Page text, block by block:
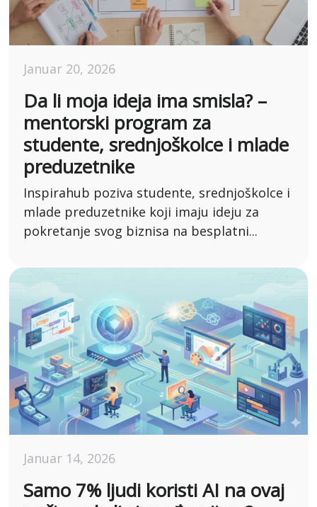
Januar 20, 2026
Da li moja ideja ima smisla? –
mentorski program za
studente, srednjoškolce i mlade
preduzetnike
Inspirahub poziva studente, srednjoškolce i
mlade preduzetnike koji imaju ideju za
pokretanje svog biznisa na besplatni...
Januar 14, 2026
Samo 7% ljudi koristi AI na ovaj